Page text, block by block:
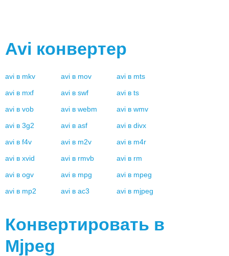
Avi конвертер
avi в mkv avi в mov avi в mts
avi в mxf avi в swf avi в ts
avi в vob avi в webm avi в wmv
avi в 3g2 avi в asf avi в divx
avi в f4v avi в m2v avi в m4r
avi в xvid avi в rmvb avi в rm
avi в ogv avi в mpg avi в mpeg
avi в mp2 avi в ac3 avi в mjpeg
Конвертировать в
Mjpeg